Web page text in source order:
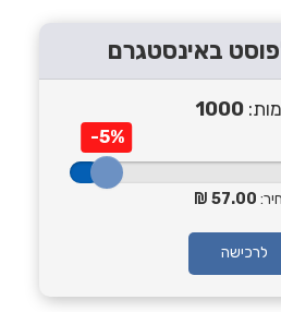
באינסטגרם
1000
-5%
57.00
לרכישה